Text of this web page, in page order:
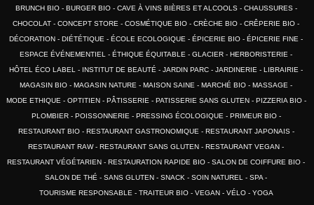
BRUNCH BIO
BURGER BIO CAVE À VINS BIÈRES ET ALCOOLS
CHAUSSURES
CHOCOLAT
CONCEPT STORE COSMÉTIQUE BIO CRÈCHE BIO
CRÊPERIE BIO
DÉCORATION
DIÉTÉTIQUE ÉCOLE ECOLOGIQUE ÉPICERIE BIO
ÉPICERIE FINE
ESPACE ÉVÉNEMENTIEL
ÉTHIQUE ÉQUITABLE GLACIER
HERBORISTERIE
HÔTEL ÉCO LABEL
INSTITUT DE BEAUTÉ JARDIN PARC JARDINERIE
LIBRAIRIE
MAGASIN BIO
MAGASIN NATURE MAISON SAINE MARCHÉ BIO
MASSAGE
MODE ETHIQUE
OPTITIEN PÂTISSERIE PATISSERIE SANS GLUTEN
PIZZERIA BIO
PLOMBIER
POISSONNERIE PRESSING ÉCOLOGIQUE
PRIMEUR BIO
RESTAURANT BIO
RESTAURANT GASTRONOMIQUE
RESTAURANT JAPONAIS
RESTAURANT RAW
RESTAURANT SANS GLUTEN
RESTAURANT VEGAN
RESTAURANT VÉGÉTARIEN
RESTAURATION RAPIDE BIO
SALON DE COIFFURE BIO
SALON DE THÉ
SANS GLUTEN SNACK SOIN NATUREL
SPA
TOURISME RESPONSABLE
TRAITEUR BIO VEGAN VÉLO YOGA